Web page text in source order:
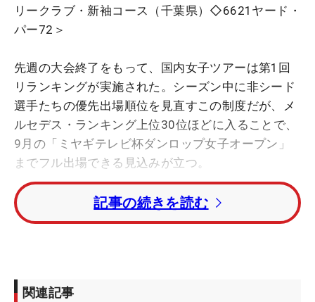
リークラブ・新袖コース（千葉県）◇6621ヤード・
パー72＞
先週の大会終了をもって、国内女子ツアーは第1回
リランキングが実施された。シーズン中に非シード
選手たちの優先出場順位を見直すこの制度だが、メ
ルセデス・ランキング上位30位ほどに入ることで、
9月の「ミヤギテレビ杯ダンロップ女子オープン」
までフル出場できる見込みが立つ。
リランキング上位勢を見ると、若手隆盛の女子ツア
ーを象徴するような面々だ。1位はトップ10入り3度
歳）、安田祐香（22歳）と新進気鋭のメンバーがツ
記事の続きを読む
関連記事